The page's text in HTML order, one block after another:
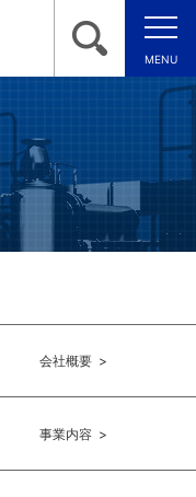
MENU
会社概要 >
事業内容 >